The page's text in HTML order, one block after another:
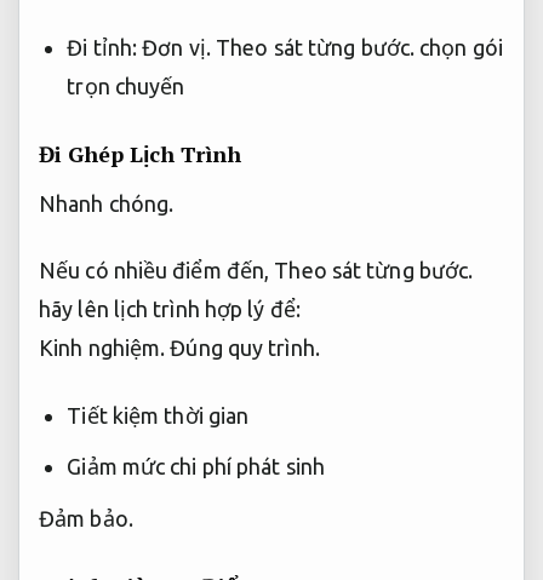
Đi tỉnh:Đơn vị. Theo sát từng bước. chọn gói
trọn chuyến
Đi Ghép Lịch Trình
Nhanh chóng.
Nếu có nhiều điểm đến, Theo sát từng bước.
hãy lên lịch trình hợp lý để:
Kinh nghiệm. Đúng quy trình.
Tiết kiệm thời gian
Giảm mức chi phí phát sinh
Đảm bảo.